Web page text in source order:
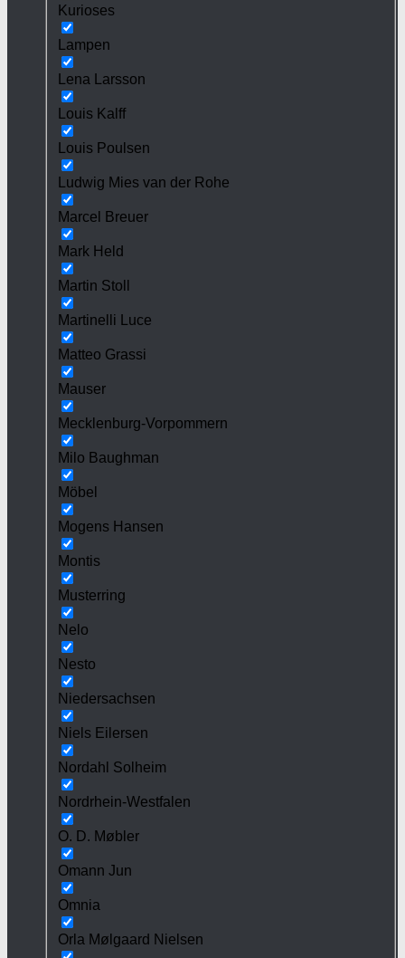
Kurioses
Lampen
Lena Larsson
Louis Kalff
Louis Poulsen
Ludwig Mies van der Rohe
Marcel Breuer
Mark Held
Martin Stoll
Martinelli Luce
Matteo Grassi
Mauser
Mecklenburg-Vorpommern
Milo Baughman
Möbel
Mogens Hansen
Montis
Musterring
Nelo
Nesto
Niedersachsen
Niels Eilersen
Nordahl Solheim
Nordrhein-Westfalen
O. D. Møbler
Omann Jun
Omnia
Orla Mølgaard Nielsen